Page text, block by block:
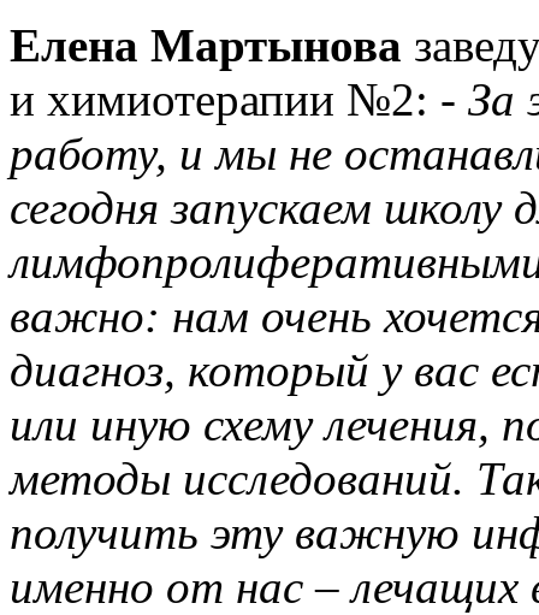
Елена Мартынова
и химиотерапии №2: - За
работу, и мы не
сегодня запускаем школу
важно: нам очень
диагноз, который у вас
или иную схему лечения,
методы исследований.
получить эту важную
именно от нас – лечащих